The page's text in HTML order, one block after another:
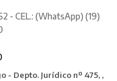
- CEL.: (WhatsApp) (19)
- Depto. Jurídico nº 475, ,